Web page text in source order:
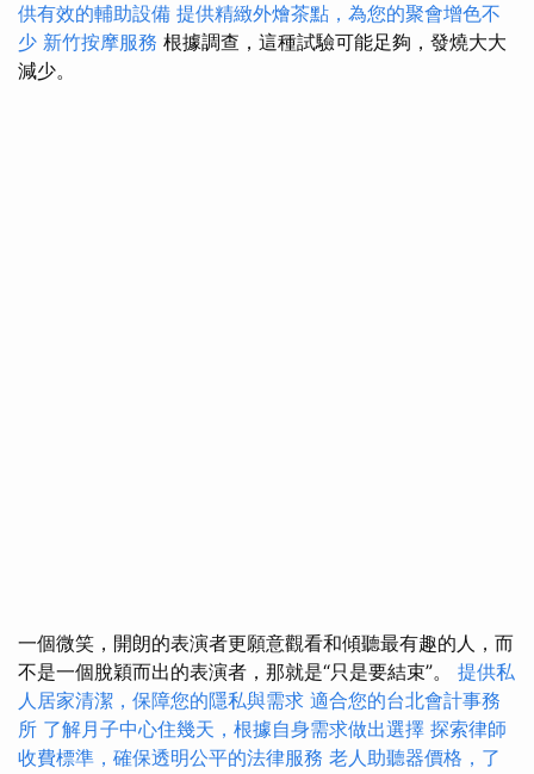
供有效的輔助設備 提供精緻外燴茶點，為您的聚會增色不
少 新竹按摩服務 根據調查，這種試驗可能足夠，發燒大大
減少。
一個微笑，開朗的表演者更願意觀看和傾聽最有趣的人，而
不是一個脫穎而出的表演者，那就是“只是要結束”。 提供私
人居家清潔，保障您的隱私與需求 適合您的台北會計事務
所 了解月子中心住幾天，根據自身需求做出選擇 探索律師
收費標準，確保透明公平的法律服務 老人助聽器價格，了